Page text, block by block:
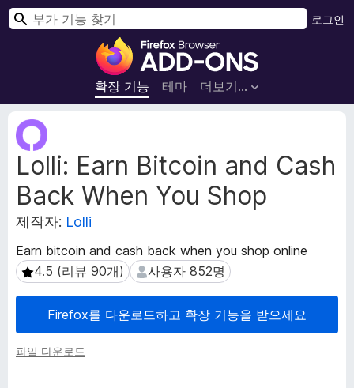
F
r
e
x
브
라
부
가
기
능
확장 기능 테마 더보기…
로그인
검
Lolli: Earn Bitcoin and Cash
Back When You Shop
제작자: Lolli
Earn bitcoin and cash back when you shop online
4.5 (리뷰 90개)
4.5 (리뷰 90개) 사용자 852명
사용자 852명
Firefox를 다운로드하고 확장 기능을 받으세요
파일 다운로드
확
장
메
타
데
이
터